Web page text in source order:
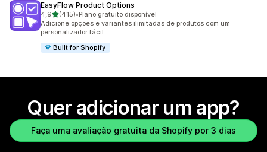
EasyFlow Product Options
4,9de 5 estrelas
(415)
415 avaliações ao todo
•Plano gratuito disponível
Adicione opções e variantes ilimitadas de produtos com um
personalizador fácil
Built for Shopify
Quer adicionar um app?
Faça uma avaliação gratuita da Shopify por 3 dias